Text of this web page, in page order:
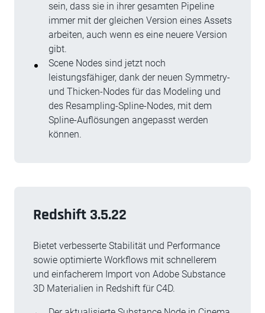
sein, dass sie in ihrer gesamten Pipeline
immer mit der gleichen Version eines Assets
arbeiten, auch wenn es eine neuere Version
gibt.
Scene Nodes sind jetzt noch
leistungsfähiger, dank der neuen Symmetry-
und Thicken-Nodes für das Modeling und
des Resampling-Spline-Nodes, mit dem
Spline-Auflösungen angepasst werden
können.
Redshift 3.5.22
Bietet verbesserte Stabilität und Performance
sowie optimierte Workflows mit schnellerem
und einfacherem Import von Adobe Substance
3D Materialien in Redshift für C4D.